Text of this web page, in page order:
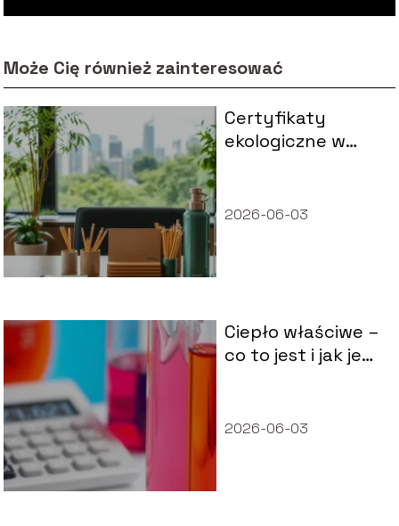
Może Cię również zainteresować
Certyfikaty
ekologiczne w
w zielone
2026-06-03
Ciepło właściwe –
co to jest i jak je
2026-06-03